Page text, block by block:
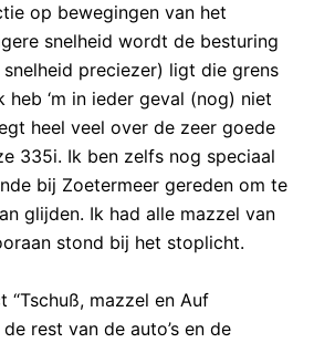
op bewegingen van het
snelheid wordt de besturing
preciezer) ligt die grens
heb ‘m in ieder geval (nog) niet
heel veel over de zeer goede
335i. Ik ben zelfs nog speciaal
bij Zoetermeer gereden om te
glijden. Ik had alle mazzel van
stond bij het stoplicht.
“Tschuß, mazzel en Auf
rest van de auto’s en de